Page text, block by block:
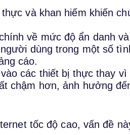
và khan hiếm khiến
về mức độ ẩn danh
dùng trong một số
cáo.
các thiết bị thực thay vì
chậm hơn, ảnh hưởng
tốc độ cao, vấn đề